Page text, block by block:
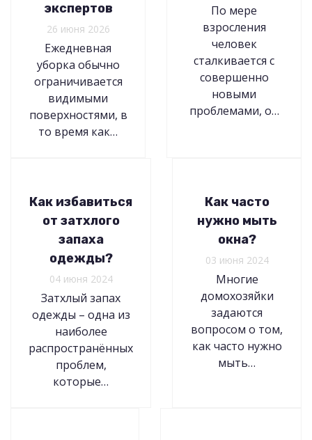
экспертов
26 июня 2026
Ежедневная
уборка обычно
ограничивается
видимыми
поверхностями, в
то время как…
По мере
взросления
человек
сталкивается с
совершенно
новыми
проблемами, о…
Как избавиться
от затхлого
запаха
одежды?
04 июня 2024
Затхлый запах
одежды – одна из
наиболее
распространённых
проблем,
которые…
Как часто
нужно мыть
окна?
03 июня 2024
Многие
домохозяйки
задаются
вопросом о том,
как часто нужно
мыть…